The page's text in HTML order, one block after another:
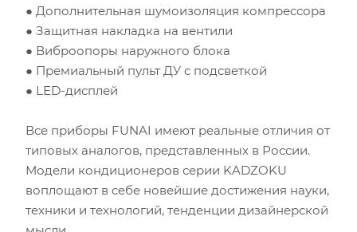
● Дополнительная шумоизоляция компрессора
● Защитная накладка на вентили
● Виброопоры наружного блока
● Премиальный пульт ДУ с подсветкой
● LED-дисплей
Все приборы FUNAI имеют реальные отличия от
типовых аналогов, представленных в России.
Модели кондиционеров серии KADZOKU
воплощают в себе новейшие достижения науки,
техники и технологий, тенденции дизайнерской
Площадь помещения (кв.м)
Высота потолка (м)
Инсоляция (степень освещенности солнцем)